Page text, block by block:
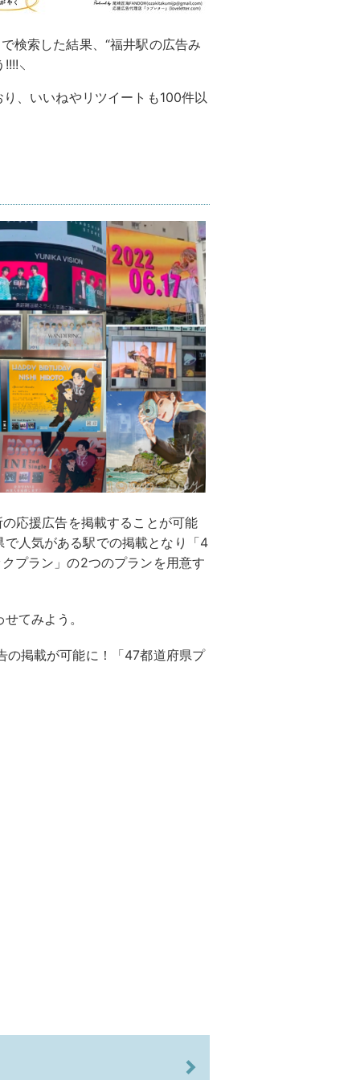
検索した結果、“福井駅の広告み
、いいねやリツイートも100件以
応援広告を掲載することが可能
人気がある駅での掲載となり「4
プラン」の2つのプランを用意す
てみよう。
の掲載が可能に！「47都道府県プ